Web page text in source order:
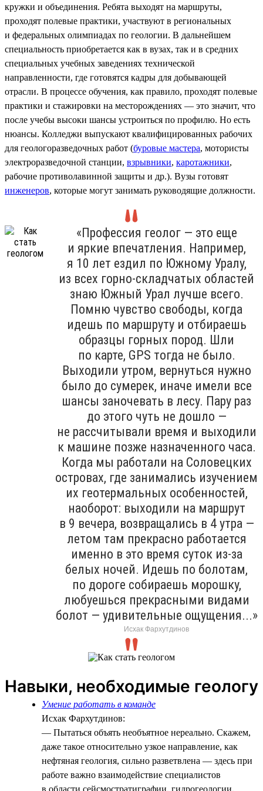
кружки и объединения. Ребята выходят на маршруты,
проходят полевые практики, участвуют в региональных
и федеральных олимпиадах по геологии. В дальнейшем
специальность приобретается как в вузах, так и в средних
специальных учебных заведениях технической
направленности, где готовятся кадры для добывающей
отрасли. В процессе обучения, как правило, проходят полевые
практики и стажировки на месторождениях — это значит, что
после учебы высоки шансы устроиться по профилю. Но есть
нюансы. Колледжи выпускают квалифицированных рабочих
для геологоразведочных работ (буровые мастера, мотористы
электроразведочной станции, взрывники, каротажники,
рабочие противолавинной защиты и др.). Вузы готовят
инженеров, которые могут занимать руководящие должности.
«Профессия геолог — это еще
и яркие впечатления. Например,
я 10 лет ездил по Южному Уралу,
из всех горно-складчатых областей
знаю Южный Урал лучше всего.
Помню чувство свободы, когда
идешь по маршруту и отбираешь
образцы горных пород. Шли
по карте, GPS тогда не было.
Выходили утром, вернуться нужно
было до сумерек, иначе имели все
шансы заночевать в лесу. Пару раз
до этого чуть не дошло —
не рассчитывали время и выходили
к машине позже назначенного часа.
Когда мы работали на Соловецких
островах, где занимались изучением
их геотермальных особенностей,
наоборот: выходили на маршрут
в 9 вечера, возвращались в 4 утра —
летом там прекрасно работается
именно в это время суток из-за
белых ночей. Идешь по болотам,
по дороге собираешь морошку,
любуешься прекрасными видами
болот — удивительные ощущения...»
Исхак Фархутдинов
Навыки, необходимые геологу
Умение работать в команде
Исхак Фархутдинов:
— Пытаться объять необъятное нереально. Скажем,
даже такое относительно узкое направление, как
нефтяная геология, сильно разветвлена — здесь при
работе важно взаимодействие специалистов
в области сейсмостратиграфии, гидрогеологии,